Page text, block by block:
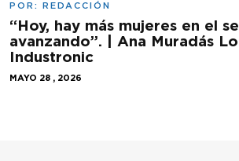
POR: REDACCIÓN
“Hoy, hay más mujeres en el
avanzando”. | Ana Muradás
Industronic
MAYO 28 , 2026